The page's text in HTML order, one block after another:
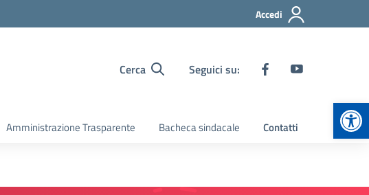
Accedi
Cerca Seguici su:
Amministrazione Trasparente Bacheca sindacale Contatti